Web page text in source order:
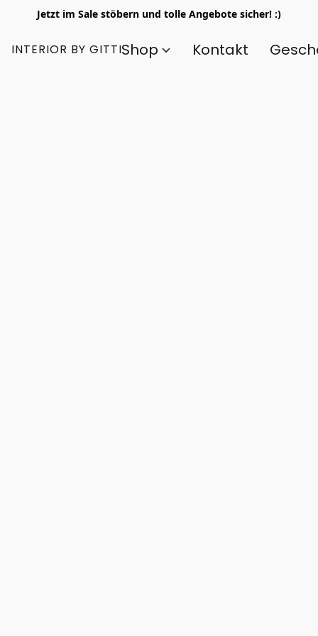
Jetzt im Sale stöbern und tolle Angebote sicher! :)
INTERIOR BY GITTIShop Kontakt